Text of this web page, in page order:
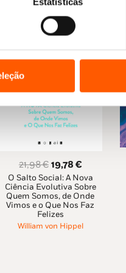
21,98€ O
preço
original
era:
21,98 €.
19,78 €O
preço
atual
é:
19,78 €.
O Salto Social: A Nova
Ciência Evolutiva Sobre
Quem Somos, de Onde
Vimos e o Que Nos Faz
Felizes
William von Hippel